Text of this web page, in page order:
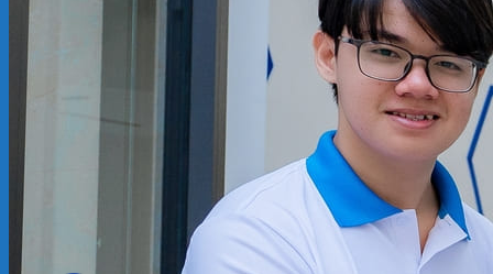
KẾ TOÁN – TÀI CHÍNH
GIỚI THIỆU
CHÍNH SÁCH BẢO MẬT